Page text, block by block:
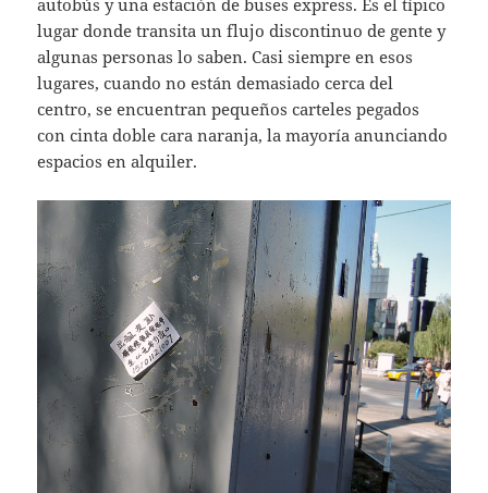
autobús y una estación de buses express. Es el típico
lugar donde transita un flujo discontinuo de gente y
algunas personas lo saben. Casi siempre en esos
lugares, cuando no están demasiado cerca del
centro, se encuentran pequeños carteles pegados
con cinta doble cara naranja, la mayoría anunciando
espacios en alquiler.